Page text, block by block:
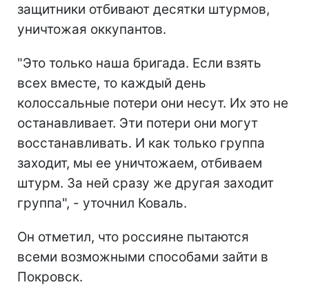
защитники отбивают десятки штурмов,
уничтожая оккупантов.
"Это только наша бригада. Если взять
всех вместе, то каждый день
колоссальные потери они несут. Их это не
останавливает. Эти потери они могут
восстанавливать. И как только группа
заходит, мы ее уничтожаем, отбиваем
штурм. За ней сразу же другая заходит
группа", - уточнил Коваль.
Он отметил, что россияне пытаются
всеми возможными способами зайти в
Покровск.